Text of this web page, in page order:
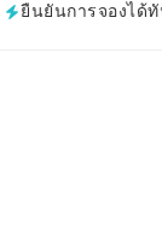
ยืนยันการจองได้